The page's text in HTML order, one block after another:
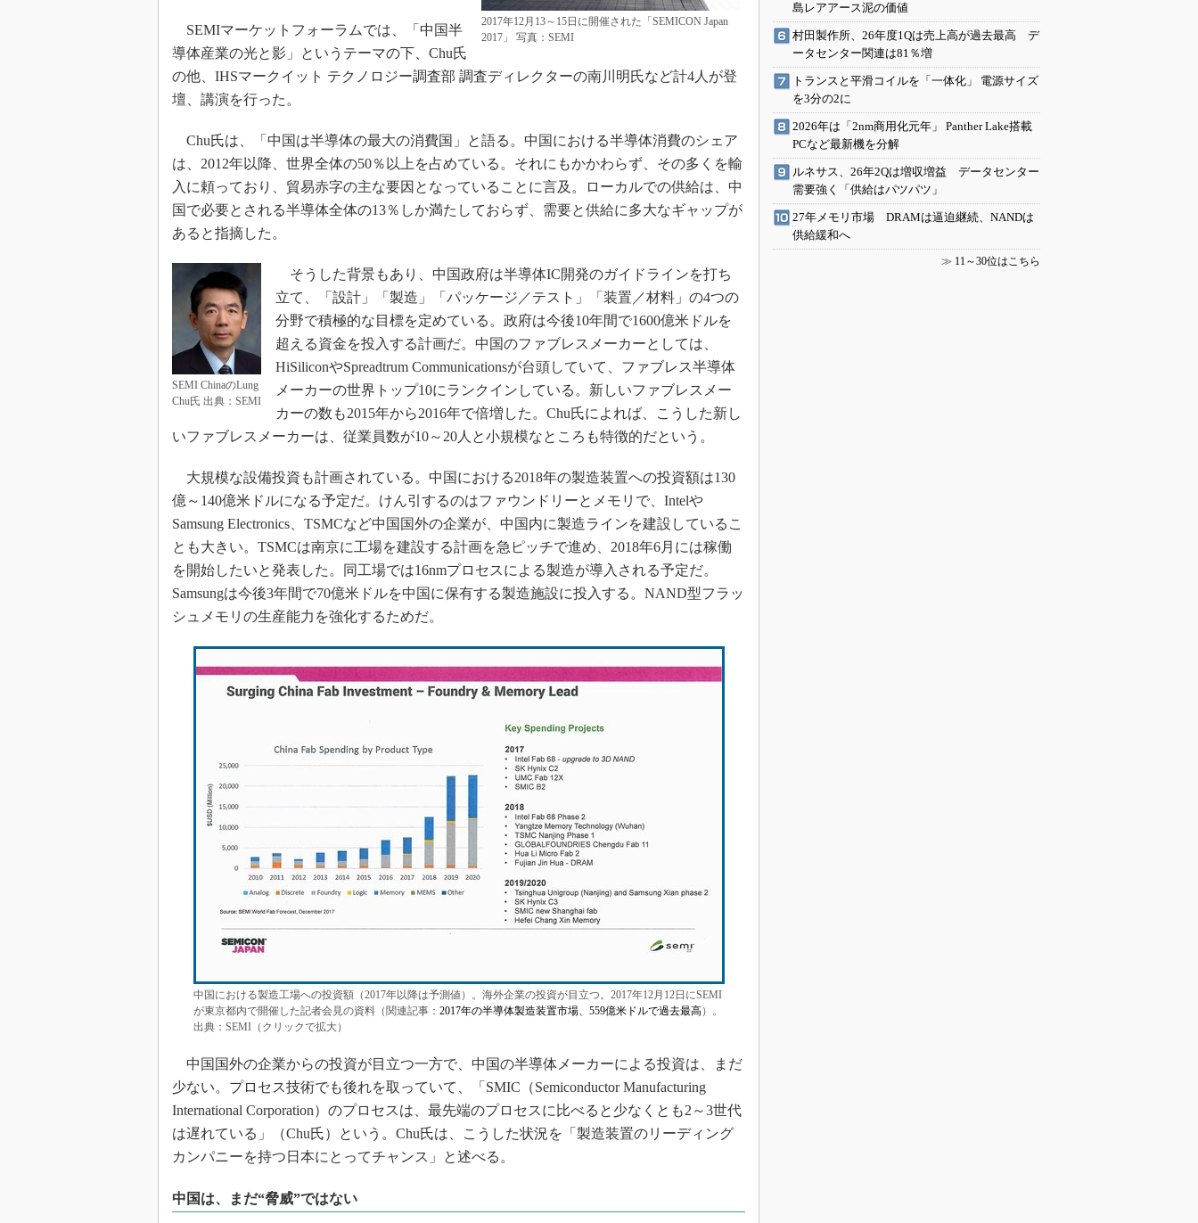
2017年12月13～15日に開催された「SEMICON Japan
2017」 写真：SEMI
SEMIマーケットフォーラムでは、「中国半
導体産業の光と影」というテーマの下、Chu氏
の他、IHSマークイット テクノロジー調査部 調査ディレクターの南川明氏など計4人が登
壇、講演を行った。
Chu氏は、「中国は半導体の最大の消費国」と語る。中国における半導体消費のシェア
は、2012年以降、世界全体の50％以上を占めている。それにもかかわらず、その多くを輸
入に頼っており、貿易赤字の主な要因となっていることに言及。ローカルでの供給は、中
国で必要とされる半導体全体の13％しか満たしておらず、需要と供給に多大なギャップが
あると指摘した。
SEMI ChinaのLung
Chu氏 出典：SEMI
そうした背景もあり、中国政府は半導体IC開発のガイドラインを打ち
立て、「設計」「製造」「パッケージ／テスト」「装置／材料」の4つの
分野で積極的な目標を定めている。政府は今後10年間で1600億米ドルを
超える資金を投入する計画だ。中国のファブレスメーカーとしては、
HiSiliconやSpreadtrum Communicationsが台頭していて、ファブレス半導体
メーカーの世界トップ10にランクインしている。新しいファブレスメー
カーの数も2015年から2016年で倍増した。Chu氏によれば、こうした新し
いファブレスメーカーは、従業員数が10～20人と小規模なところも特徴的だという。
大規模な設備投資も計画されている。中国における2018年の製造装置への投資額は130
億～140億米ドルになる予定だ。けん引するのはファウンドリーとメモリで、Intelや
Samsung Electronics、TSMCなど中国国外の企業が、中国内に製造ラインを建設しているこ
とも大きい。TSMCは南京に工場を建設する計画を急ピッチで進め、2018年6月には稼働
を開始したいと発表した。同工場では16nmプロセスによる製造が導入される予定だ。
Samsungは今後3年間で70億米ドルを中国に保有する製造施設に投入する。NAND型フラッ
シュメモリの生産能力を強化するためだ。
中国における製造工場への投資額（2017年以降は予測値）。海外企業の投資が目立つ。2017年12月12日にSEMI
が東京都内で開催した記者会見の資料（関連記事： 2017年の半導体製造装置市場、559億米ドルで過去最高）。
出典：SEMI（クリックで拡大）
中国国外の企業からの投資が目立つ一方で、中国の半導体メーカーによる投資は、まだ
少ない。プロセス技術でも後れを取っていて、「SMIC（Semiconductor Manufacturing
International Corporation）のプロセスは、最先端のプロセスに比べると少なくとも2～3世代
は遅れている」（Chu氏）という。Chu氏は、こうした状況を「製造装置のリーディング
カンパニーを持つ日本にとってチャンス」と述べる。
中国は、まだ“脅威”ではない
島レアアース泥の価値
村田製作所、26年度1Qは売上高が過去最高 デ
ータセンター関連は81％増
トランスと平滑コイルを「一体化」 電源サイズ
を3分の2に
2026年は「2nm商用化元年」 Panther Lake搭載
PCなど最新機を分解
ルネサス、26年2Qは増収増益 データセンター
需要強く「供給はパツパツ」
27年メモリ市場 DRAMは逼迫継続、NANDは
供給緩和へ
≫ 11～30位はこちら